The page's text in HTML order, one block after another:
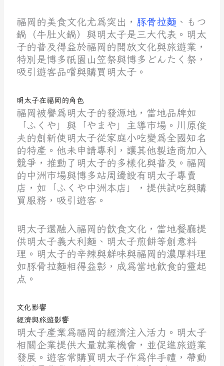
福岡的美食文化尤為突出， 豚骨拉麵 、もつ
鍋（牛肚火鍋）與明太子是三大代表。明太
子的普及得益於福岡的開放文化與旅遊業，
特別是博多祇園山笠祭與博多どんたく祭，
吸引遊客品嚐與購買明太子。
明太子在福岡的角色
福岡被譽為明太子的發源地，當地品牌如
「ふくや」與「やまや」主導市場。川原俊
夫的創新使明太子從家庭小吃變為全國知名
的特產。他未申請專利，讓其他製造商加入
競爭，推動了明太子的多樣化與普及。福岡
的中洲市場與博多站周邊設有明太子專賣
店，如「ふくや中洲本店」，提供試吃與購
買服務，吸引遊客。
明太子還融入福岡的飲食文化，當地餐廳提
供明太子義大利麵、明太子煎餅等創意料
理。明太子的辛辣與鮮味與福岡的濃厚料理
如豚骨拉麵相得益彰，成為當地飲食的靈起
点。
文化影響
經濟與旅遊影響
明太子產業為福岡的經濟注入活力。明太子
相關企業提供大量就業機會，並促進旅遊業
發展。遊客常購買明太子作為伴手禮，帶動